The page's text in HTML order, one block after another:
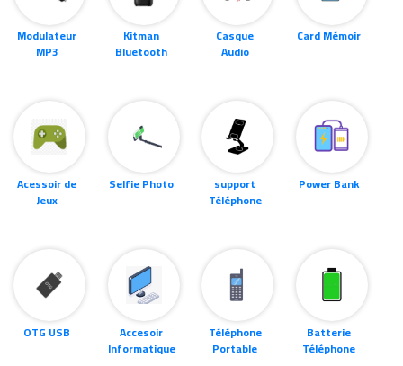
Modulateur
MP3
Kitman
Bluetooth
Casque
Audio
Card Mémoir
Acessoir de
Jeux
Selfie Photo support
Téléphone
Power Bank
OTG USB Accesoir
Informatique
Téléphone
Portable
Batterie
Téléphone